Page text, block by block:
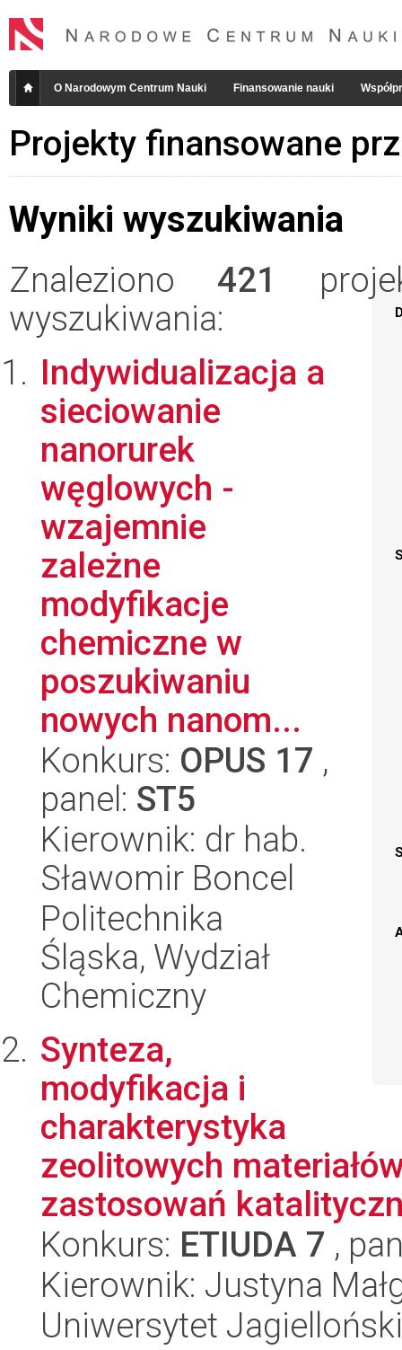
O Narodowym Centrum Nauki Finansowanie nauki
Projekty finansowane
Wyniki wyszukiwania
Znaleziono 421
wyszukiwania:
Indywidualizacja a
sieciowanie
nanorurek
węglowych -
wzajemnie
zależne
modyfikacje
chemiczne w
poszukiwaniu
nowych nanom...
Konkurs: OPUS 17 ,
panel: ST5
Kierownik: dr hab.
Sławomir Boncel
Politechnika
Śląska, Wydział
Chemiczny
Synteza,
modyfikacja i
charakterystyka
zeolitowych
zastosowań
Konkurs: ETIUDA 7 ,
Kierownik: Justyna
Uniwersytet